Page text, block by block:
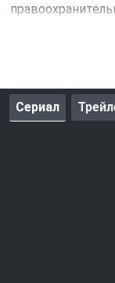
Становится
прямые методы
настойчивая,
улицы Бостона
заставляя
Сериал